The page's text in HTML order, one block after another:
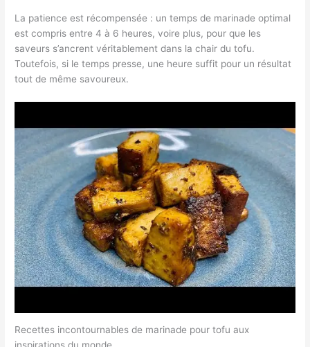
La patience est récompensée : un temps de marinade optimal
est compris entre 4 à 6 heures, voire plus, pour que les
saveurs s’ancrent véritablement dans la chair du tofu.
Toutefois, si le temps presse, une heure suffit pour un résultat
tout de même savoureux.
Recettes incontournables de marinade pour tofu aux